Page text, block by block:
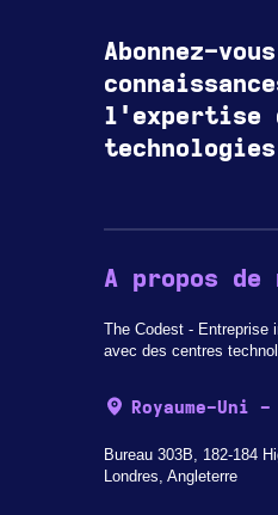
Abonnez-
l'expertise
A propos de
The Codest - Entreprise
avec des centres
Royaume-Uni
Bureau 303B, 182-184
Londres, Angleterre